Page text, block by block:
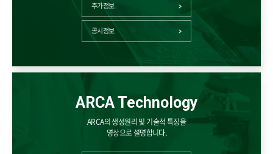
주가정보
공시정보
ARCA Technology
ARCA의 생성원리 및 기술적 특징을
영상으로 설명합니다.